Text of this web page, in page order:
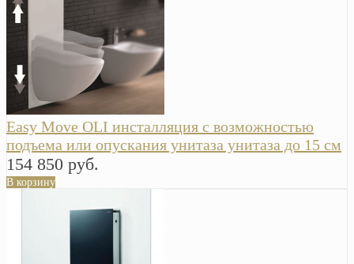
Easy Move OLI инсталляция с возможностью
подъема или опускания унитаза унитаза до 15 см
154 850 руб.
В корзину